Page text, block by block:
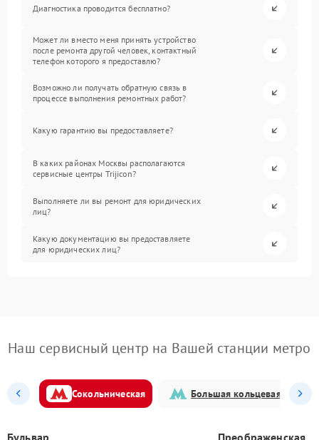
Диагностика проводится бесплатно?
Может ли вместо меня принять устройство
после ремонта другой человек, контактный
телефон которого я предоставлю?
Возможно ли получать обратную связь в
процессе выполнения ремонтных работ?
Какую гарантию вы предоставляете?
В каких районах Москвы располагаются
сервисные центры Trijicon?
Выполняете ли вы ремонт для юридических
лиц?
Какую документацию вы предоставляете
для юридических лиц?
Наш сервисный центр на Вашей станции метро
Сокольническая Большая кольцевая
Бульвар Преображенская